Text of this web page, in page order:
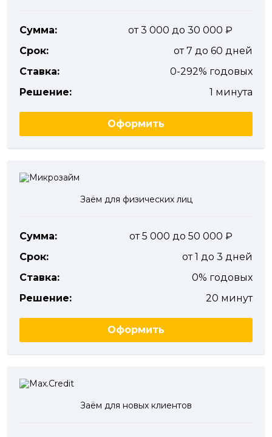
Сумма:
от 3 000 до 30 000
Срок:
от 7 до 60 дней
Ставка:
0-292% годовых
Решение:
1 минута
Оформить
Заём для физических лиц
Сумма:
от 5 000 до 50 000
Срок:
от 1 до 3 дней
Ставка:
0% годовых
Решение:
20 минут
Оформить
Заём для новых клиентов